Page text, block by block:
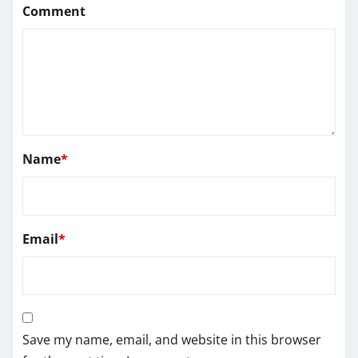
Comment
Name*
Email*
Save my name, email, and website in this browser